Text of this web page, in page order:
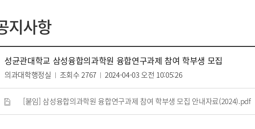
지사항
성균관대학교 삼성융합의과학원 융합연구과제 참여 학부생 모집
의과대학행정실 조회수2767 2024-04-03 오전 10:05:26
[붙임] 삼성융합의과학원 융합연구과제 참여 학부생 모집 안내자료(2024).pdf